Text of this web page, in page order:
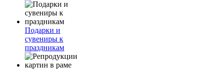
Подарки и
сувениры к
праздникам